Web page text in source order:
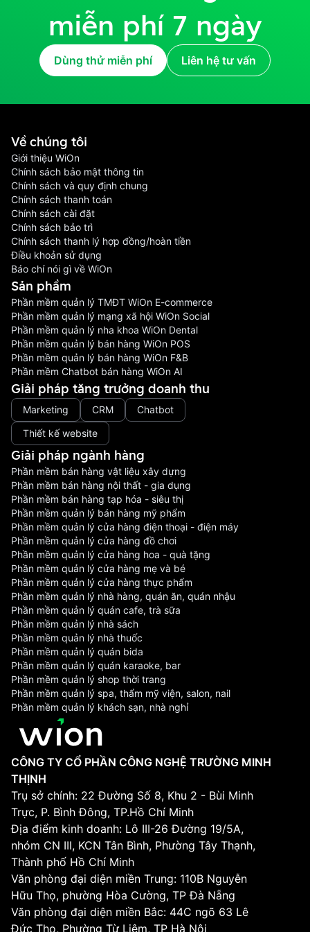
miễn phí 7 ngày
Dùng thử miễn phí Liên hệ tư vấn
Về chúng tôi
Giới thiệu WiOn
Chính sách bảo mật thông tin
Chính sách và quy định chung
Chính sách thanh toán
Chính sách cài đặt
Chính sách bảo trì
Chính sách thanh lý hợp đồng/hoàn tiền
Điều khoản sử dụng
Báo chí nói gì về WiOn
Sản phầm
Phần mềm quản lý TMĐT WiOn E-commerce
Phần mềm quản lý mạng xã hội WiOn Social
Phần mềm quản lý nha khoa WiOn Dental
Phần mềm quản lý bán hàng WiOn POS
Phần mềm quản lý bán hàng WiOn F&B
Phần mềm Chatbot bán hàng WiOn AI
Giải pháp tăng trưởng doanh thu
Marketing CRM
Chatbot
Thiết kế website
Giải pháp ngành hàng
Phần mềm bán hàng vật liệu xây dựng
Phần mềm bán hàng nội thất - gia dụng
Phần mềm bán hàng tạp hóa - siêu thị
Phần mềm quản lý bán hàng mỹ phẩm
Phần mềm quản lý cửa hàng điện thoại - điện máy
Phần mềm quản lý cửa hàng đồ chơi
Phần mềm quản lý cửa hàng hoa - quà tặng
Phần mềm quản lý cửa hàng mẹ và bé
Phần mềm quản lý cửa hàng thực phẩm
Phần mềm quản lý nhà hàng, quán ăn, quán nhậu
Phần mềm quản lý quán cafe, trà sữa
Phần mềm quản lý nhà sách
Phần mềm quản lý nhà thuốc
Phần mềm quản lý quán bida
Phần mềm quản lý quán karaoke, bar
Phần mềm quản lý shop thời trang
Phần mềm quản lý spa, thẩm mỹ viện, salon, nail
Phần mềm quản lý khách sạn, nhà nghỉ
CÔNG TY CỔ PHẦN CÔNG NGHỆ TRƯỜNG MINH
THỊNH
Trụ sở chính: 22 Đường Số 8, Khu 2 - Bùi Minh
Trực, P. Bình Đông, TP.Hồ Chí Minh
Địa điểm kinh doanh: Lô III-26 Đường 19/5A,
nhóm CN III, KCN Tân Bình, Phường Tây Thạnh,
Thành phố Hồ Chí Minh
Văn phòng đại diện miền Trung: 110B Nguyễn
Hữu Thọ, phường Hòa Cường, TP Đà Nẵng
Văn phòng đại diện miền Bắc: 44C ngõ 63 Lê
Đức Thọ, Phường Từ Liêm, TP Hà Nội